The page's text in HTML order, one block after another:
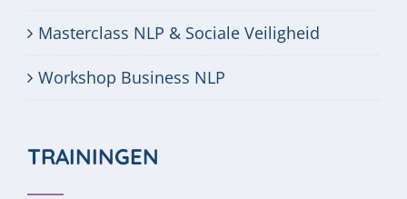
Masterclass NLP & Sociale Veiligheid
Workshop Business NLP
TRAININGEN